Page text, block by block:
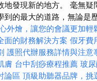
地發現新的地方。 毫無疑
到的最大的道路，無論是
外燴，讓您的會議更加輕
面的財務解決方案 假牙費
護照代辦服務詳情與注意
膚 台中刮痧療程推薦 玻
論區 頂級助聽器品牌，挑